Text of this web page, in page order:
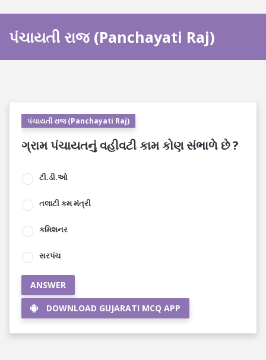
પંચાયતી રાજ (Panchayati Raj)
પંચાયતી રાજ (Panchayati Raj)
ગ્રામ પંચાયતનું વહીવટી કામ કોણ સંભાળે છે ?
ટી.ડી.ઓ
તલાટી કમ મંત્રી
કમિશનર
સરપંચ
ANSWER
DOWNLOAD GUJARATI MCQ APP